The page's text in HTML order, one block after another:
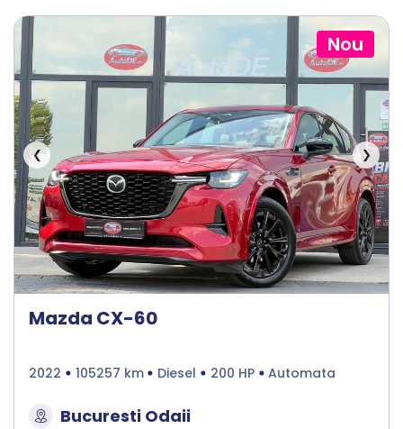
Nou
❮ ❯
Mazda CX-60
2022 105257 km Diesel 200 HP Automata
Bucuresti Odaii